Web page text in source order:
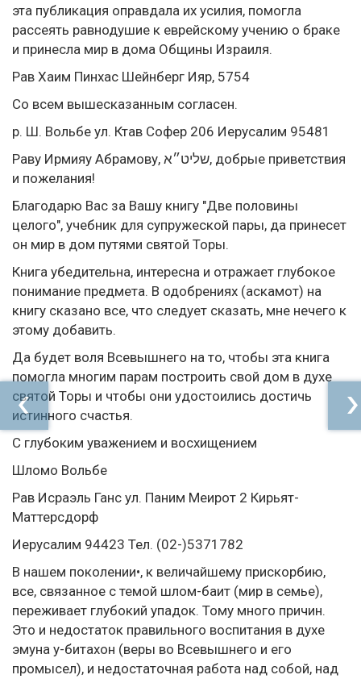
эта публикация оправдала их усилия, помогла
рассеять равнодушие к еврейскому учению о браке
и принесла мир в дома Общины Израиля.
Рав Хаим Пинхас Шейнберг Ияр, 5754
Со всем вышесказанным согласен.
р. Ш. Вольбе ул. Ктав Софер 206 Иерусалим 95481
Раву Ирмияу Абрамову, שליט״א, добрые приветствия
и пожелания!
Благодарю Вас за Вашу книгу "Две половины
целого", учебник для супружеской пары, да принесет
он мир в дом путями святой Торы.
Книга убедительна, интересна и отражает глубокое
понимание предмета. В одобрениях (аскамот) на
книгу сказано все, что следует сказать, мне нечего к
этому добавить.
Да будет воля Всевышнего на то, чтобы эта книга
помогла многим парам построить свой дом в духе
святой Торы и чтобы они удостоились достичь
истинного счастья.
С глубоким уважением и восхищением
Шломо Вольбе
Рав Исраэль Ганс ул. Паним Меирот 2 Кирьят-
Маттерсдорф
Иерусалим 94423 Тел. (02-)5371782
В нашем поколении•, к величайшему прискорбию,
все, связанное с темой шлом-баит (мир в семье),
переживает глубокий упадок. Тому много причин.
Это и недостаток правильного воспитания в духе
эмуна у-битахон (веры во Всевышнего и его
промысел), и недостаточная работа над собой, над